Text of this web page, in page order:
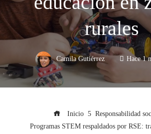
rurales
Camila Gutiérrez Hace 1
Inicio
Responsabilidad
Programas STEM respaldados por RSE: